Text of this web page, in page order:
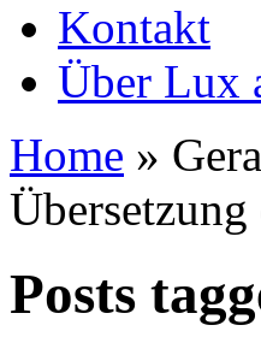
Kontakt
Über Lux
Home »
Posts